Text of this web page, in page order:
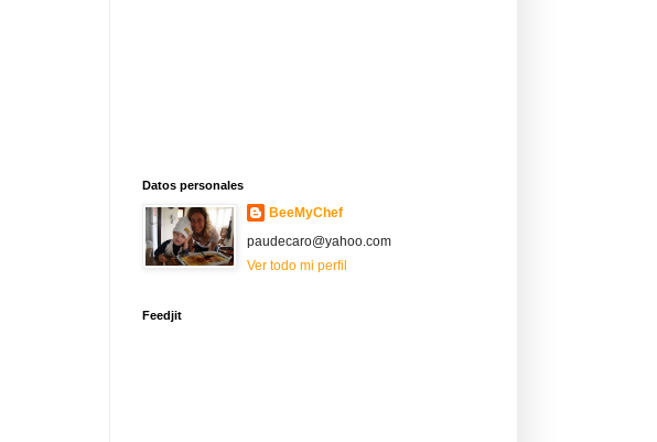
Datos personales
BeeMyChef
paudecaro@yahoo.com
Ver todo mi perfil
Feedjit